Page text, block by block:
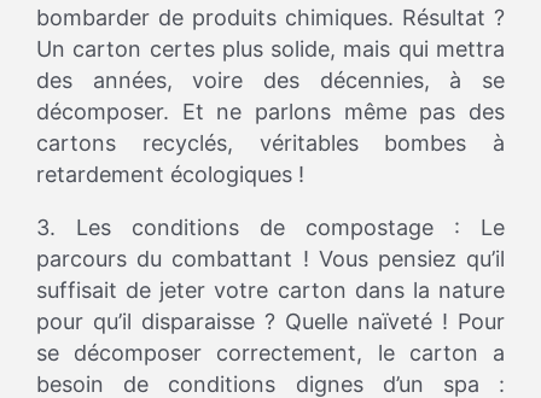
bombarder de produits chimiques. Résultat ?
Un carton certes plus solide, mais qui mettra
des années, voire des décennies, à se
décomposer. Et ne parlons même pas des
cartons recyclés, véritables bombes à
retardement écologiques !
3. Les conditions de compostage : Le
parcours du combattant ! Vous pensiez qu’il
suffisait de jeter votre carton dans la nature
pour qu’il disparaisse ? Quelle naïveté ! Pour
se décomposer correctement, le carton a
besoin de conditions dignes d’un spa :